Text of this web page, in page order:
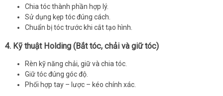
Chia tóc thành phần hợp lý.
Sử dụng kẹp tóc đúng cách.
Chuẩn bị tóc trước khi cắt tạo hình.
4. Kỹ thuật Holding (Bắt tóc, chải và giữ tóc)
Rèn kỹ năng chải, giữ và chia tóc.
Giữ tóc đúng góc độ.
Phối hợp tay – lược – kéo chính xác.